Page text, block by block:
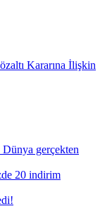
Kararına İlişkin
gerçekten
20 indirim